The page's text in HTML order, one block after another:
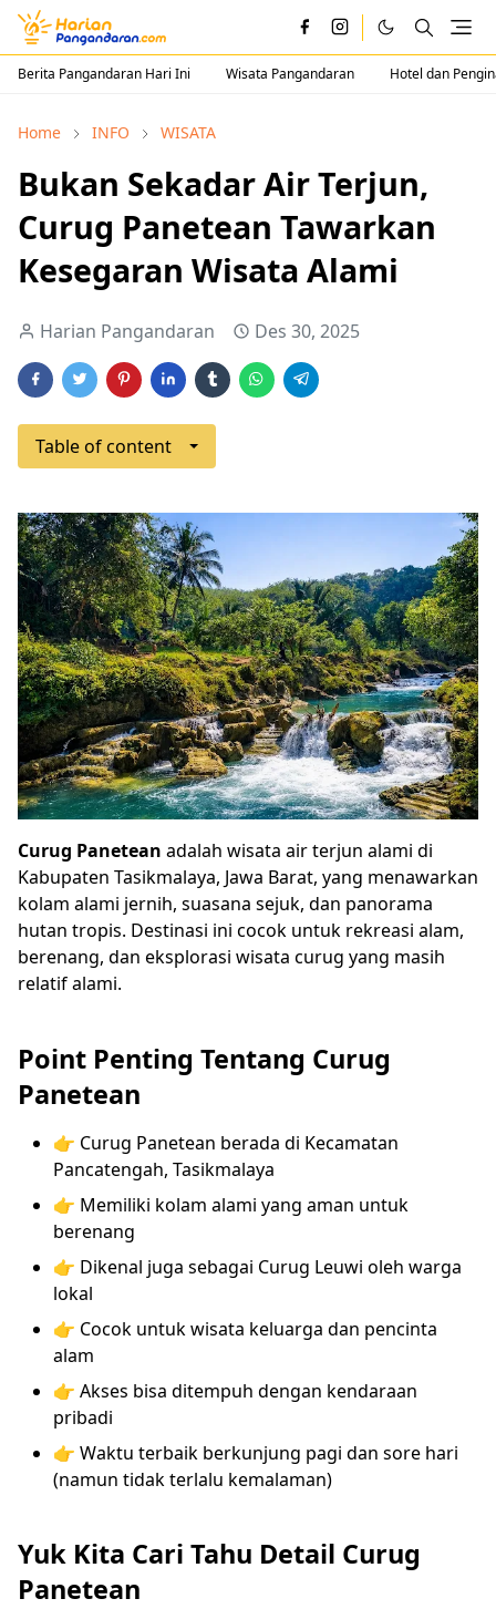
Berita Pangandaran Hari Ini Wisata Pangandaran Hotel dan
Home INFO WISATA
Bukan Sekadar Air Terjun,
Curug Panetean Tawarkan
Kesegaran Wisata Alami
Harian Pangandaran Des 30, 2025
Table of content
Curug Panetean adalah wisata air terjun alami di
Kabupaten Tasikmalaya, Jawa Barat, yang menawarkan
kolam alami jernih, suasana sejuk, dan panorama
hutan tropis. Destinasi ini cocok untuk rekreasi alam,
berenang, dan eksplorasi wisata curug yang masih
relatif alami.
Point Penting Tentang Curug
Panetean
👉 Curug Panetean berada di Kecamatan
Pancatengah, Tasikmalaya
👉 Memiliki kolam alami yang aman untuk
berenang
👉 Dikenal juga sebagai Curug Leuwi oleh warga
lokal
👉 Cocok untuk wisata keluarga dan pencinta
alam
👉 Akses bisa ditempuh dengan kendaraan
pribadi
👉 Waktu terbaik berkunjung pagi dan sore hari
(namun tidak terlalu kemalaman)
Yuk Kita Cari Tahu Detail Curug
Panetean